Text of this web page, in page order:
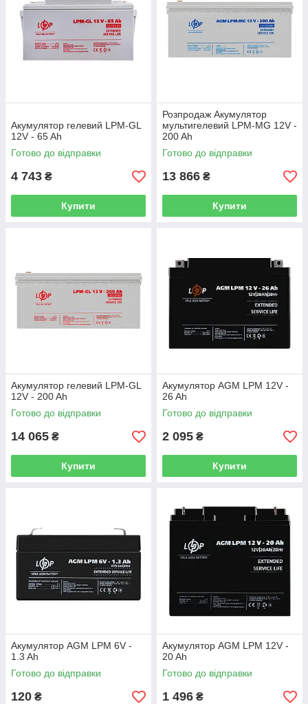
Акумулятор гелевий LPM-GL
12V - 65 Ah
Готово до відправки
4 743 ₴
Купити
Розпродаж Акумулятор
мультигелевий LPM-MG 12V -
200 Ah
Готово до відправки
13 866 ₴
Купити
Акумулятор гелевий LPM-GL
12V - 200 Ah
Готово до відправки
14 065 ₴
Купити
Акумулятор AGM LPM 12V -
26 Ah
Готово до відправки
2 095 ₴
Купити
Акумулятор AGM LPM 6V -
1.3 Ah
Готово до відправки
120 ₴
Акумулятор AGM LPM 12V -
20 Ah
Готово до відправки
1 496 ₴